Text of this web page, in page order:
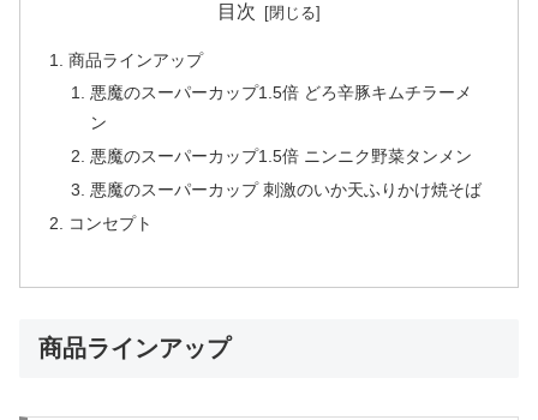
目次
商品ラインアップ
悪魔のスーパーカップ1.5倍 どろ辛豚キムチラーメ
ン
悪魔のスーパーカップ1.5倍 ニンニク野菜タンメン
悪魔のスーパーカップ 刺激のいか天ふりかけ焼そば
コンセプト
商品ラインアップ